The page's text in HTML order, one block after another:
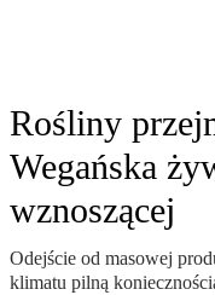
Rośliny
Wegańska
wznoszącej
Odejście od masowej
klimatu pilną